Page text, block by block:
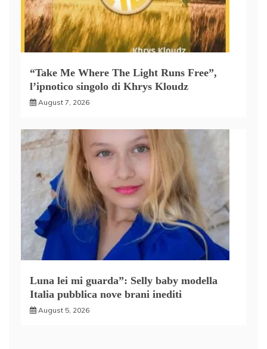
“Take Me Where The Light Runs Free”,
l’ipnotico singolo di Khrys Kloudz
August 7, 2026
Luna lei mi guarda”: Selly baby modella
Italia pubblica nove brani inediti
August 5, 2026